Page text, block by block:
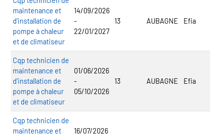
maintenance et
d'installation de
pompe à chaleur
et de climatiseur
14/09/2026
-
22/01/2027
13 AUBAGNE Efia
Cqp technicien de
maintenance et
d'installation de
pompe à chaleur
et de climatiseur
01/06/2026
-
05/10/2026
13 AUBAGNE Efia
Cqp technicien de
maintenance et
16/07/2026